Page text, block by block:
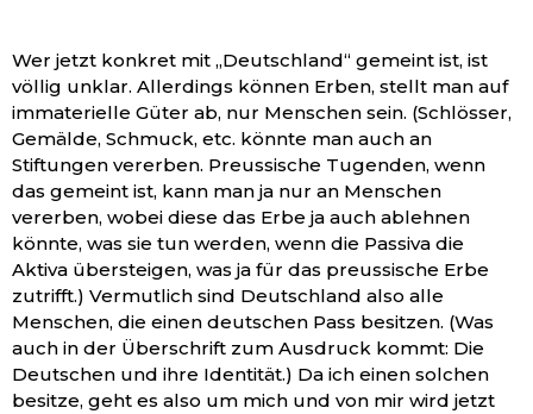
Wer jetzt konkret mit „Deutschland“ gemeint ist, ist
völlig unklar. Allerdings können Erben, stellt man auf
immaterielle Güter ab, nur Menschen sein. (Schlösser,
Gemälde, Schmuck, etc. könnte man auch an
Stiftungen vererben. Preussische Tugenden, wenn
das gemeint ist, kann man ja nur an Menschen
vererben, wobei diese das Erbe ja auch ablehnen
könnte, was sie tun werden, wenn die Passiva die
Aktiva übersteigen, was ja für das preussische Erbe
zutrifft.) Vermutlich sind Deutschland also alle
Menschen, die einen deutschen Pass besitzen. (Was
auch in der Überschrift zum Ausdruck kommt: Die
Deutschen und ihre Identität.) Da ich einen solchen
besitze, geht es also um mich und von mir wird jetzt